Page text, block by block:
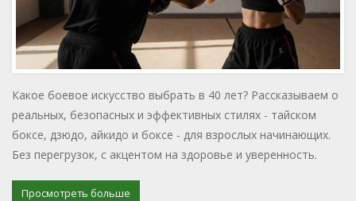
Какое боевое искусство выбрать в 40 лет? Рассказываем о
реальных, безопасных и эффективных стилях - тайском
боксе, дзюдо, айкидо и боксе - для взрослых начинающих.
Без перегрузок, с акцентом на здоровье и уверенность.
Просмотреть больше